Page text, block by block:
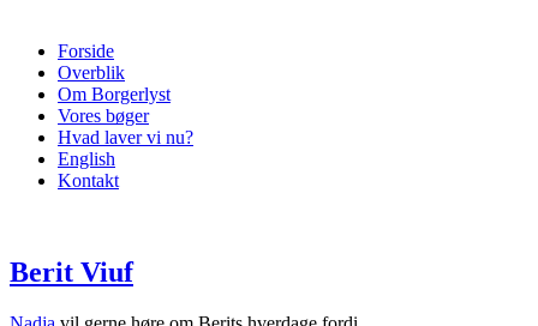
Forside
Overblik
Om Borgerlyst
Vores bøger
Hvad laver vi nu?
English
Kontakt
Berit Viuf